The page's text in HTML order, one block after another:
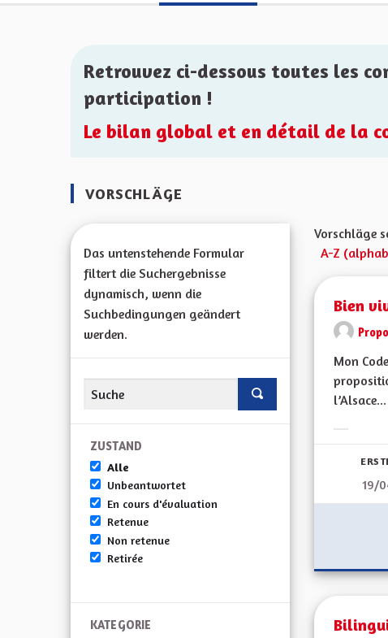
Retrouvez ci-dessous toutes les
participation !
Le bilan global et en détail de la
VORSCHLÄGE
Das untenstehende Formular
filtert die Suchergebnisse
dynamisch, wenn die
Suchbedingungen geändert
werden.
ZUSTAND
Alle
Unbeantwortet
En cours d'évaluation
Retenue
Non retenue
Retirée
KATEGORIE
Vorschläge
A-Z
Bien
Mon
l’Alsace...
19/